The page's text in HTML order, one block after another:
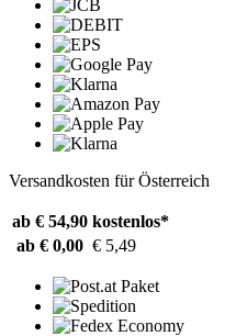
Versandkosten für Österreich
ab € 54,90 kostenlos*
ab € 0,00 € 5,49